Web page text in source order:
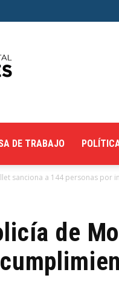
DE TRABAJO
sanciona a 144 personas por
de